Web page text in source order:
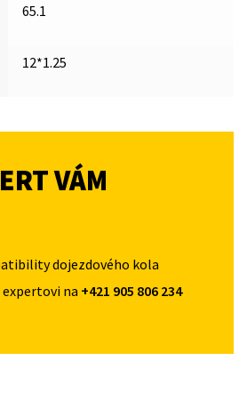
65.1
12*1.25
VÁM
dojezdového kola
na +421 905 806 234